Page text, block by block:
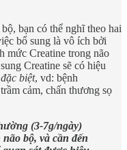
bạn có thể nghĩ theo hai
bổ sung là vô ích bởi
mức Creatine trong não
Creatine sẽ có hiệu
đặc biệt, vd: bệnh
cảm, chấn thương sọ
(3-7g/ngày)
bộ, và cần đến